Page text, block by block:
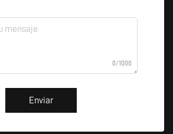
0/1000
Enviar